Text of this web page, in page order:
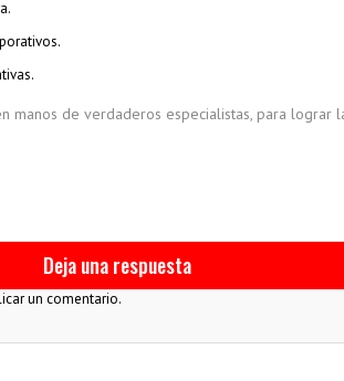
manos de verdaderos especialistas, para lograr
Deja una respuesta
un comentario.